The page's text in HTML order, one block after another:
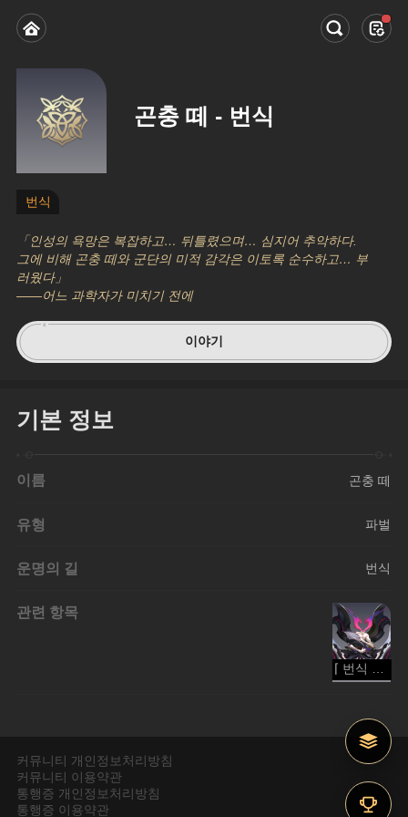
곤충 떼 - 번식
번식
「인성의 욕망은 복잡하고… 뒤틀렸으며… 심지어 추악하다.
그에 비해 곤충 떼와 군단의 미적 감각은 이토록 순수하고… 부
러웠다」
——어느 과학자가 미치기 전에
이야기
기본 정보
이름 곤충 떼
유형 파벌
운명의 길 번식
관련 항목
⌈ 번식 ⌋ 타이츠론스
커뮤니티 개인정보처리방침
커뮤니티 이용약관
통행증 개인정보처리방침
통행증 이용약관